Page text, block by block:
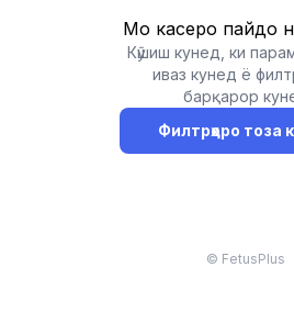
Мо касеро пайдо
Кӯшиш кунед, ки
иваз кунед ё
барқарор
Филтрҳоро тоза
© FetusPlus